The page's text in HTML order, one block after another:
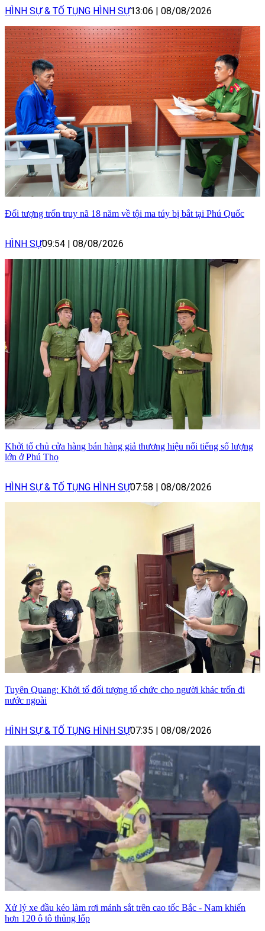
HÌNH SỰ & TỐ TỤNG HÌNH SỰ13:06 | 08/08/2026
Đối tượng trốn truy nã 18 năm về tội ma túy bị bắt tại Phú Quốc
HÌNH SỰ09:54 | 08/08/2026
Khởi tố chủ cửa hàng bán hàng giả thương hiệu nổi tiếng số lượng
lớn ở Phú Thọ
HÌNH SỰ & TỐ TỤNG HÌNH SỰ07:58 | 08/08/2026
Tuyên Quang: Khởi tố đối tượng tổ chức cho người khác trốn đi
nước ngoài
HÌNH SỰ & TỐ TỤNG HÌNH SỰ07:35 | 08/08/2026
Xử lý xe đầu kéo làm rơi mảnh sắt trên cao tốc Bắc - Nam khiến
hơn 120 ô tô thủng lốp